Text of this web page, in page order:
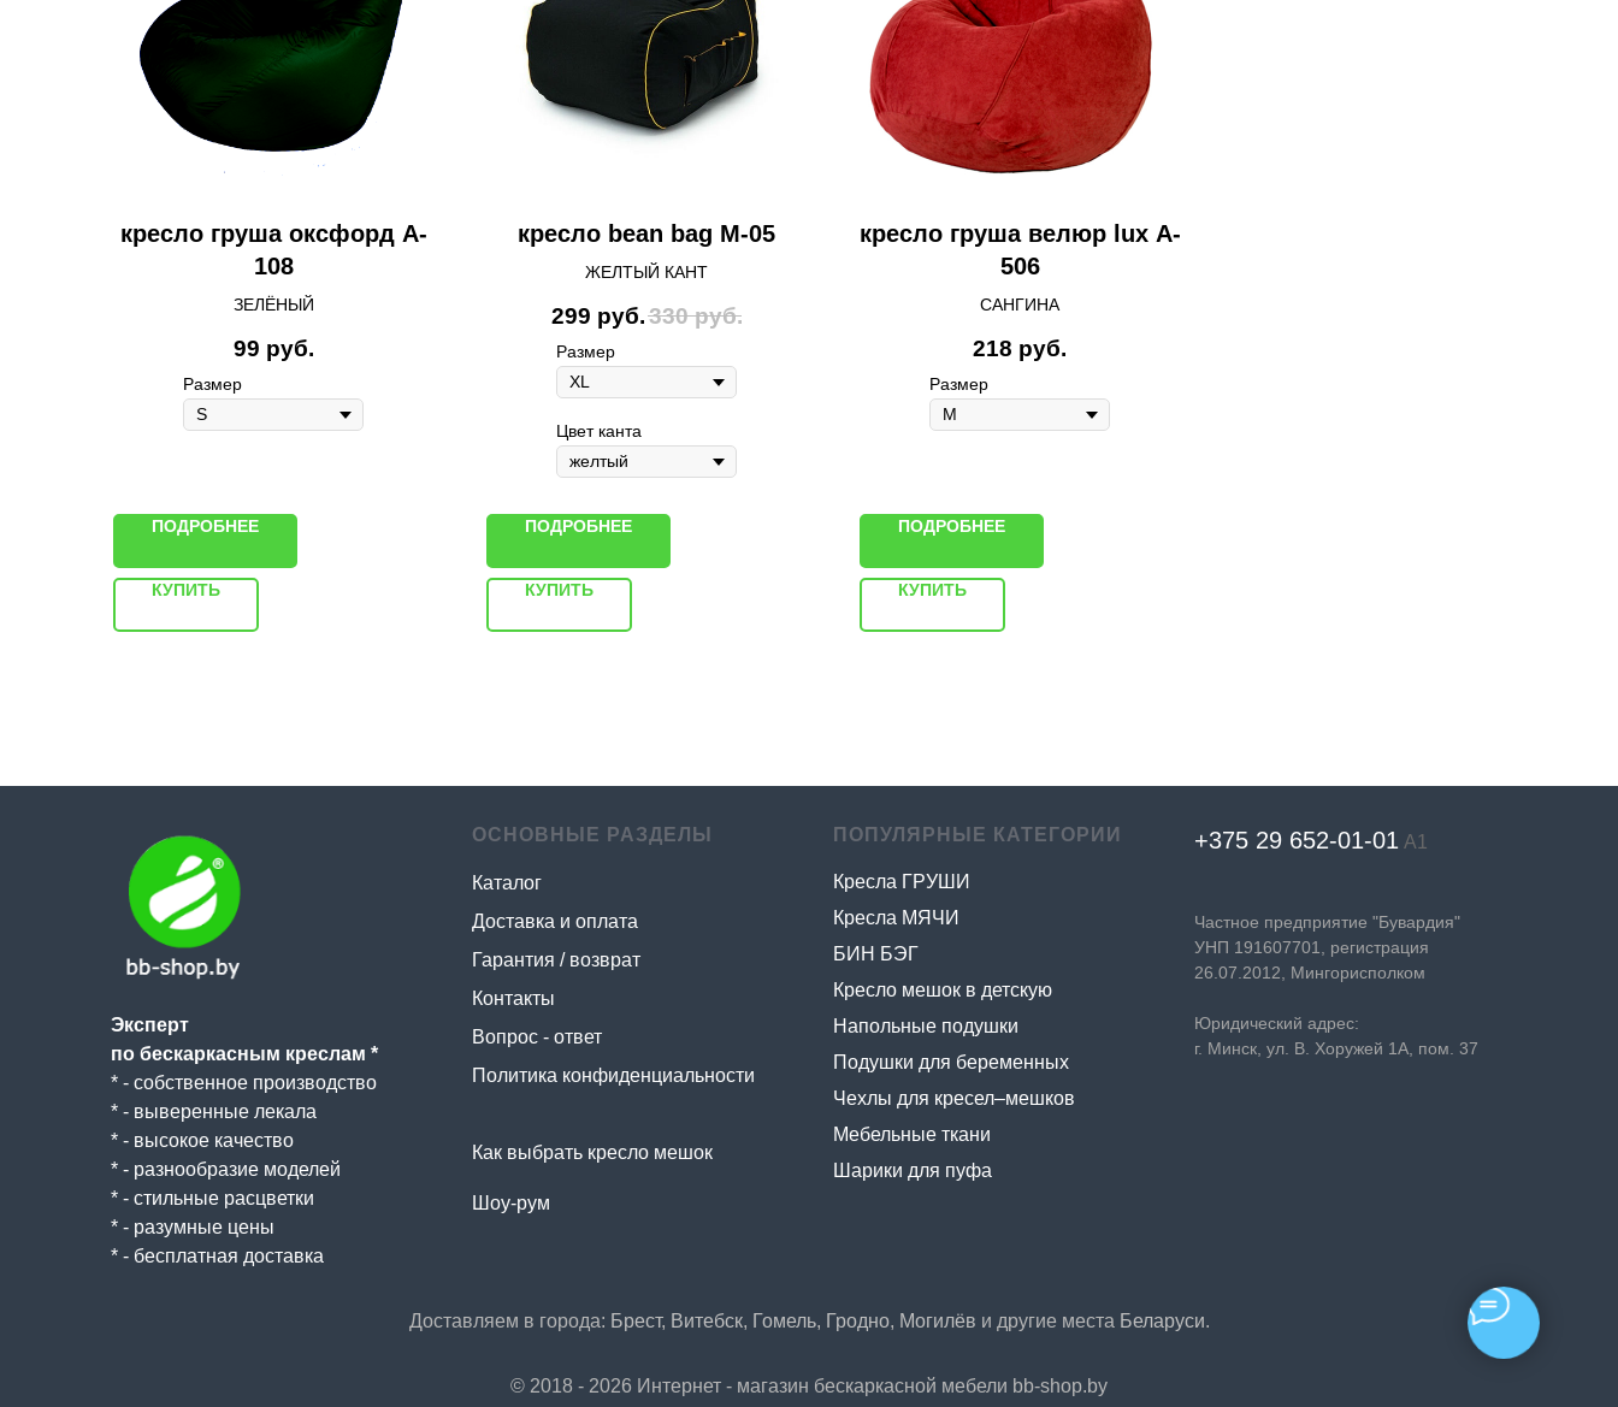
кресло груша оксфорд A-
108
ЗЕЛЁНЫЙ
99 руб.
Размер
ПОДРОБНЕЕ
КУПИТЬ
кресло bean bag M-05
ЖЕЛТЫЙ КАНТ
299 руб.330 руб.
Размер
Цвет канта
ПОДРОБНЕЕ
КУПИТЬ
кресло груша велюр lux A-
506
САНГИНА
218 руб.
Размер
ПОДРОБНЕЕ
КУПИТЬ
Эксперт
по бескаркасным креслам *
* - собственное производство
* - выверенные лекала
* - высокое качество
* - разнообразие моделей
* - стильные расцветки
* - разумные цены
* - бесплатная доставка
ОСНОВНЫЕ РАЗДЕЛЫ
Каталог
Доставка и оплата
Гарантия / возврат
Контакты
Вопрос - ответ
Политика конфиденциальности
Как выбрать кресло мешок
Шоу-рум
ПОПУЛЯРНЫЕ КАТЕГОРИИ
Кресла ГРУШИ
Кресла МЯЧИ
БИН БЭГ
Кресло мешок в детскую
Напольные подушки
Подушки для беременных
Чехлы для кресел–мешков
Мебельные ткани
Шарики для пуфа
+375 29 652-01-01 А1
Частное предприятие "Бувардия"
УНП 191607701, регистрация
26.07.2012, Мингорисполком
Юридический адрес:
г. Минск, ул. В. Хоружей 1А, пом. 37
Доставляем в города: Брест, Витебск, Гомель, Гродно, Могилёв и другие места Беларуси.
© 2018 - 2026 Интернет - магазин бескаркасной мебели bb-shop.by